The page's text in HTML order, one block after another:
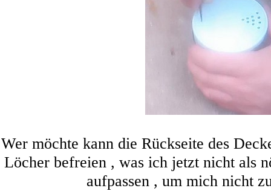
Wer möchte kann die Rückseite des
Löcher befreien , was ich jetzt nicht als
aufpassen , um mich nicht